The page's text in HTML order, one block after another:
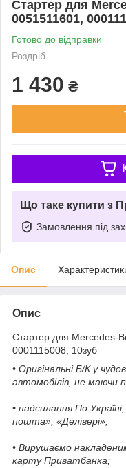
Стартер для
0051511601,
Готово до відправки
Роздріб
1 430 ₴
Що таке купити з
Замовлення під
Опис
Опис
Стартер для Mercedes-
0001115008, 10зуб
• Оригінальні Б/К у
автомобілів, не маючи
• надсилання По
пошта», «Делівері»;
• Вирушаємо
карту Приватбанка;